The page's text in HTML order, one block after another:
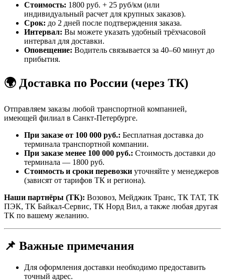
Стоимость: 1800 руб. + 25 руб/км (или
индивидуальный расчет для крупных заказов).
Срок: до 2 дней после подтверждения заказа.
Интервал: Вы можете указать удобный трёхчасовой
интервал для доставки.
Оповещение: Водитель связывается за 40–60 минут до
прибытия.
🌍 Доставка по России (через ТК)
Отправляем заказы любой транспортной компанией,
имеющей филиал в Санкт-Петербурге.
При заказе от 100 000 руб.: Бесплатная доставка до
терминала транспортной компании.
При заказе менее 100 000 руб.: Стоимость доставки до
терминала — 1800 руб.
Стоимость и сроки перевозки уточняйте у менеджеров
(зависят от тарифов ТК и региона).
Наши партнёры (ТК): Возовоз, Мейджик Транс, ТК ТАТ, ТК
ПЭК, ТК Байкал-Сервис, ТК Норд Вил, а также любая другая
ТК по вашему желанию.
📌 Важные примечания
Для оформления доставки необходимо предоставить
точный адрес.